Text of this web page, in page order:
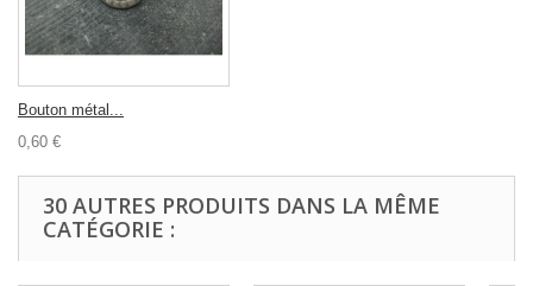
Bouton métal...
0,60 €
30 AUTRES PRODUITS DANS LA MÊME
CATÉGORIE :